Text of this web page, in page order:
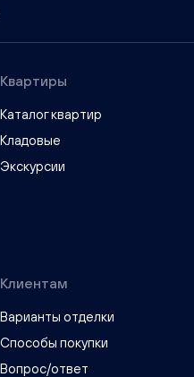
Квартиры
Каталог квартир
Кладовые
Экскурсии
Клиентам
Варианты отделки
Способы покупки
Вопрос/ответ